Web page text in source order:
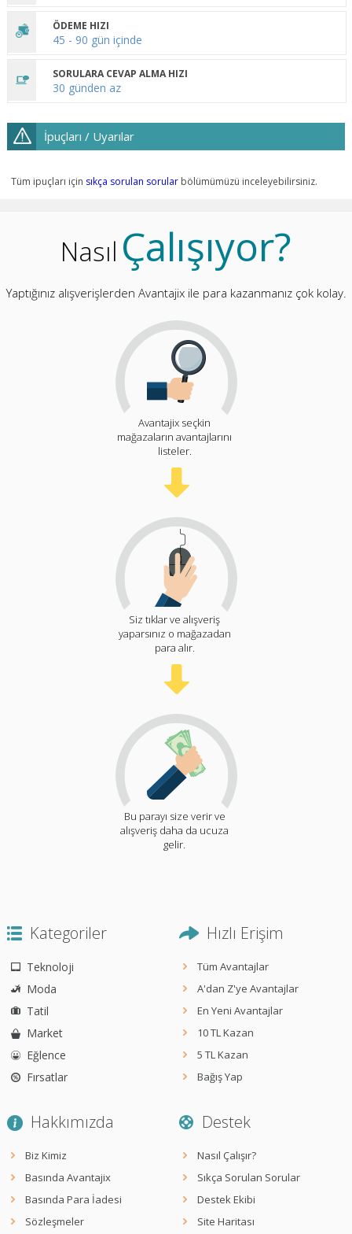
ÖDEME HIZI
45 - 90 gün içinde
SORULARA CEVAP ALMA HIZI
30 günden az
İpuçları / Uyarılar
Tüm ipuçları için sıkça sorulan sorularbölümümüzü inceleyebilirsiniz.
Nasıl Çalışıyor?
Yaptığınız alışverişlerden Avantajix ile para kazanmanız çok kolay.
Avantajix seçkin
mağazaların avantajlarını
listeler.
Siz tıklar ve alışveriş
yaparsınız o mağazadan
para alır.
Bu parayı size verir ve
alışveriş daha da ucuza
gelir.
Kategoriler
Teknoloji
Moda
Tatil
Market
Eğlence
Fırsatlar
Hızlı Erişim
Tüm Avantajlar
A'dan Z'ye Avantajlar
En Yeni Avantajlar
10 TL Kazan
5 TL Kazan
Bağış Yap
Hakkımızda
Biz Kimiz
Basında Avantajix
Basında Para İadesi
Sözleşmeler
Destek
Nasıl Çalışır?
Sıkça Sorulan Sorular
Destek Ekibi
Site Haritası